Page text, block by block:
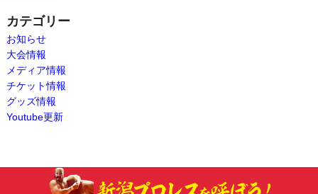
カテゴリー
お知らせ
大会情報
メディア情報
チケット情報
グッズ情報
Youtube更新